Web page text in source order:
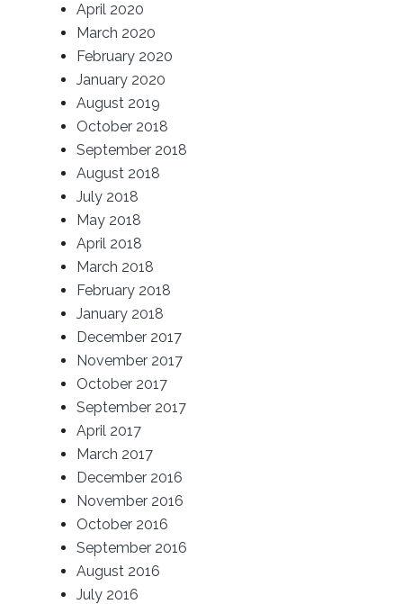
April 2020
March 2020
February 2020
January 2020
August 2019
October 2018
September 2018
August 2018
July 2018
May 2018
April 2018
March 2018
February 2018
January 2018
December 2017
November 2017
October 2017
September 2017
April 2017
March 2017
December 2016
November 2016
October 2016
September 2016
August 2016
July 2016